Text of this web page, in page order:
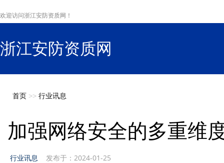
欢迎访问浙江安防资质网！
浙江安防资质网
首页 >> 行业讯息
加强网络安全的多重维
行业讯息 发布于：2024-01-25